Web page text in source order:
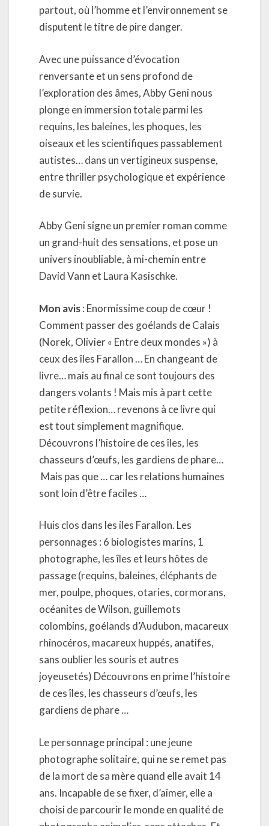
partout, où l’homme et l’environnement se
disputent le titre de pire danger.
Avec une puissance d’évocation
renversante et un sens profond de
l’exploration des âmes, Abby Geni nous
plonge en immersion totale parmi les
requins, les baleines, les phoques, les
oiseaux et les scientifiques passablement
autistes… dans un vertigineux suspense,
entre thriller psychologique et expérience
de survie.
Abby Geni signe un premier roman comme
un grand-huit des sensations, et pose un
univers inoubliable, à mi-chemin entre
David Vann et Laura Kasischke.
Mon avis: Enormissime coup de cœur !
Comment passer des goélands de Calais
(Norek, Olivier « Entre deux mondes ») à
ceux des îles Farallon … En changeant de
livre… mais au final ce sont toujours des
dangers volants ! Mais mis à part cette
petite réflexion… revenons à ce livre qui
est tout simplement magnifique.
Découvrons l’histoire de ces îles, les
chasseurs d’œufs, les gardiens de phare…
Mais pas que … car les relations humaines
sont loin d’être faciles …
Huis clos dans les iles Farallon. Les
personnages : 6 biologistes marins, 1
photographe, les îles et leurs hôtes de
passage (requins, baleines, éléphants de
mer, poulpe, phoques, otaries, cormorans,
océanites de Wilson, guillemots
colombins, goélands d’Audubon, macareux
rhinocéros, macareux huppés, anatifes,
sans oublier les souris et autres
joyeusetés) Découvrons en prime l’histoire
de ces îles, les chasseurs d’œufs, les
gardiens de phare …
Le personnage principal : une jeune
photographe solitaire, qui ne se remet pas
de la mort de sa mère quand elle avait 14
ans. Incapable de se fixer, d’aimer, elle a
choisi de parcourir le monde en qualité de